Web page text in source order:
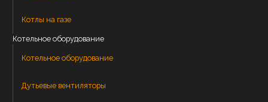
Котлы на газе
Котельное оборудование
Котельное оборудование
Дутьевые вентиляторы